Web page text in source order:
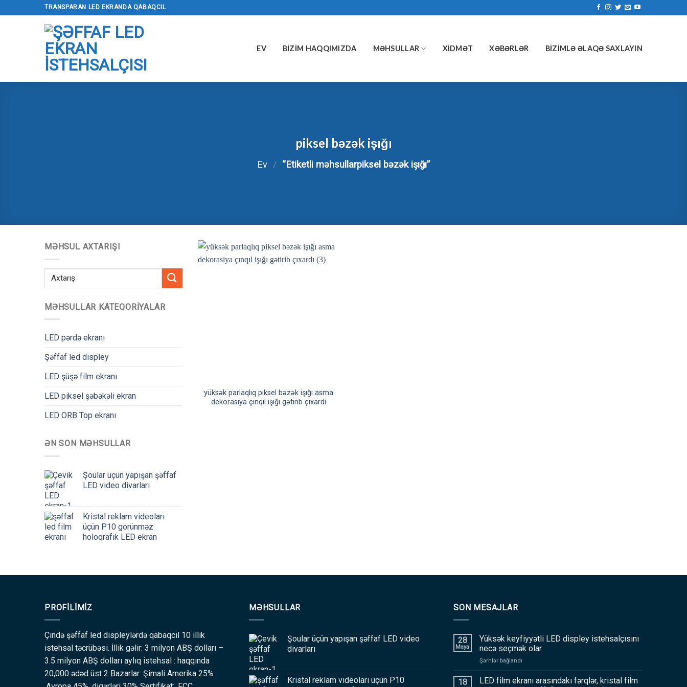
keçin
TRANSPARAN LED EKRANDA QABAQCIL
EV BIZIM HAQQIMIZDA MƏHSULLAR XIDMƏT XƏBƏRLƏR BIZIMLƏ ƏLAQƏ SAXLAYIN
piksel bəzək işığı
Ev / “Etiketli məhsullarpiksel bəzək işığı”
MƏHSUL AXTARIŞI
Axtarmaq:
MƏHSULLAR KATEQORIYALAR
LED pərdə ekranı
Şəffaf led displey
LED şüşə film ekranı
LED piksel şəbəkəli ekran
LED ORB Top ekranı
ƏN SON MƏHSULLAR
Şoular üçün yapışan şəffaf
LED video divarları
Kristal reklam videoları
üçün P10 görünməz
holoqrafik LED ekran
yüksək parlaqlıq piksel bəzək işığı asma
dekorasiya çınqıl işığı gətirib çıxardı
PROFILIMIZ
Çində şəffaf led displeylərdə qabaqcıl 10 illik
istehsal təcrübəsi. İllik gəlir: 3 milyon ABŞ dolları –
3.5 milyon ABŞ dolları aylıq istehsal : haqqında
20,000 ədəd üst 2 Bazarlar: Şimali Amerika 25%
MƏHSULLAR
Şoular üçün yapışan şəffaf LED video
divarları
Kristal reklam videoları üçün P10
SON MESAJLAR
28
Maya
Yüksək keyfiyyətli LED displey istehsalçısını
necə seçmək olar
Şərhlər bağlandıhaqqında
keyfiyyətli
18
LED film ekranı arasındakı fərqlər, kristal film